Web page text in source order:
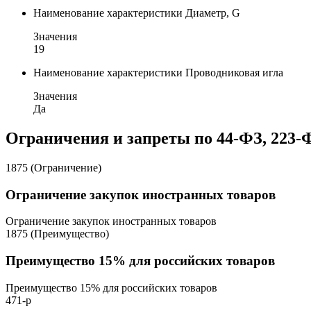
Наименование характеристики Диаметр, G
Значения
19
Наименование характеристики Проводниковая игла
Значения
Да
Ограничения и запреты по 44-ФЗ, 223-
1875 (Ограничение)
Ограничение закупок иностранных товаров
Ограничение закупок иностранных товаров
1875 (Преимущество)
Преимущество 15% для российских товаров
Преимущество 15% для российских товаров
471-р